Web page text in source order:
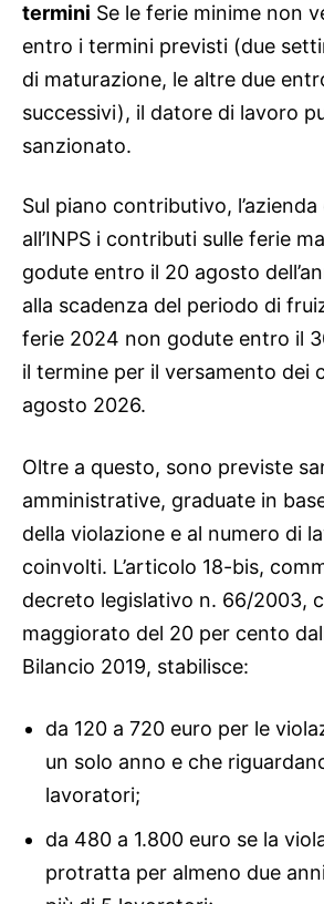
termini Se le ferie minime non
entro i termini previsti (due
di maturazione, le altre due
successivi), il datore di lavoro
sanzionato.
Sul piano contributivo,
all’INPS i contributi sulle ferie
godute entro il 20 agosto
alla scadenza del periodo di
ferie 2024 non godute entro il
il termine per il versamento dei
agosto 2026.
Oltre a questo, sono previste
amministrative, graduate in
della violazione e al numero di
coinvolti. L’articolo 18-bis,
decreto legislativo n. 66/2003,
maggiorato del 20 per cento
Bilancio 2019, stabilisce:
da 120 a 720 euro per le
un solo anno e che
lavoratori;
da 480 a 1.800 euro se la
protratta per almeno due